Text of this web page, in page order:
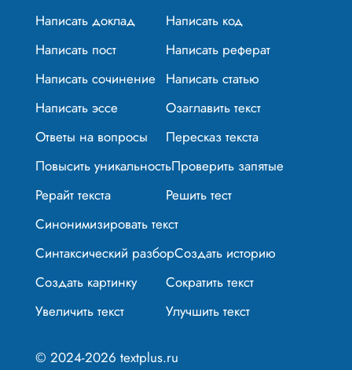
Написать доклад
Написать код
Написать пост
Написать реферат
Написать сочинение Написать статью
Написать эссе
Озаглавить текст
Ответы на вопросы
Пересказ текста
Повысить уникальностьПроверить запятые
Рерайт текста
Решить тест
Синонимизировать текст
Синтаксический разборСоздать историю
Создать картинку
Сократить текст
Увеличить текст
Улучшить текст
© 2024-2026 textplus.ru